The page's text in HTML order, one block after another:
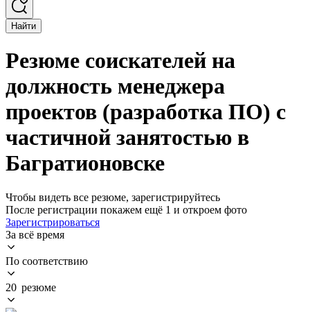
Найти
Резюме соискателей на
должность менеджера
проектов (разработка ПО) с
частичной занятостью в
Багратионовске
Чтобы видеть все резюме, зарегистрируйтесь
После регистрации покажем ещё 1 и откроем фото
Зарегистрироваться
За всё время
По соответствию
20 резюме